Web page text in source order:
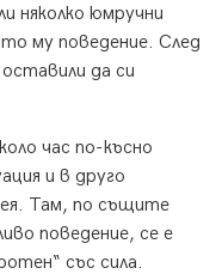
няколко юмручни
му поведение. След
да си
час по-късно
и в друго
Там, по същите
поведение, се е
със сила.